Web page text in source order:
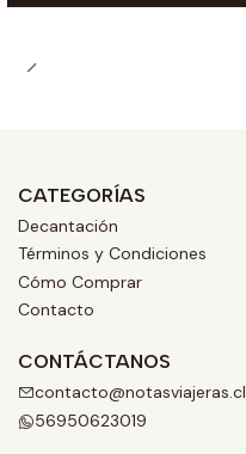
CATEGORÍAS
Decantación
Términos y Condiciones
Cómo Comprar
Contacto
CONTÁCTANOS
contacto@notasviajeras.cl
56950623019